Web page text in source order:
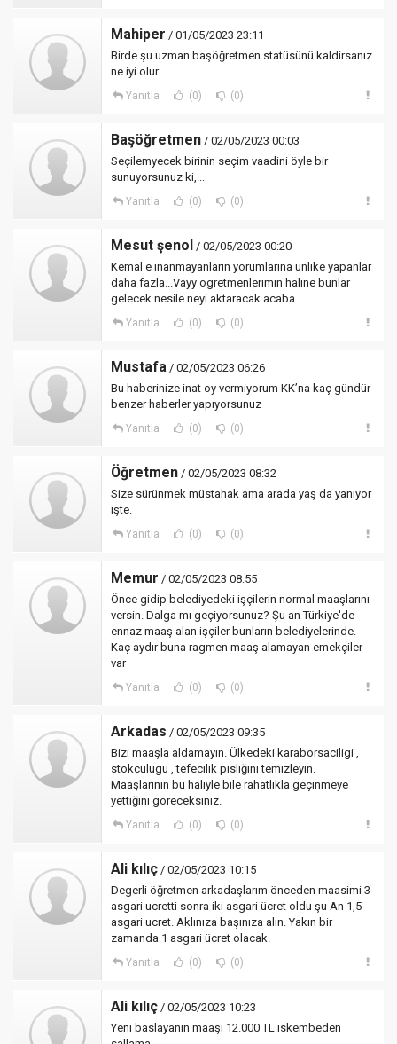
Mahiper / 01/05/2023 23:11
Birde şu uzman başöğretmen statüsünü kaldirsanız
ne iyi olur .
Yanıtla (0) (0)
Başöğretmen / 02/05/2023 00:03
Seçilemyecek birinin seçim vaadini öyle bir
sunuyorsunuz ki,...
Yanıtla (0) (0)
Mesut şenol / 02/05/2023 00:20
Kemal e inanmayanlarin yorumlarina unlike yapanlar
daha fazla...Vayy ogretmenlerimin haline bunlar
gelecek nesile neyi aktaracak acaba ...
Yanıtla (0) (0)
Mustafa / 02/05/2023 06:26
Bu haberinize inat oy vermiyorum KK’na kaç gündür
benzer haberler yapıyorsunuz
Yanıtla (0) (0)
Öğretmen / 02/05/2023 08:32
Size sürünmek müstahak ama arada yaş da yanıyor
işte.
Yanıtla (0) (0)
Memur / 02/05/2023 08:55
Önce gidip belediyedeki işçilerin normal maaşlarını
versin. Dalga mı geçiyorsunuz? Şu an Türkiye'de
ennaz maaş alan işçiler bunların belediyelerinde.
Kaç aydır buna ragmen maaş alamayan emekçiler
var
Yanıtla (0) (0)
Arkadas / 02/05/2023 09:35
Bizi maaşla aldamayın. Ülkedeki karaborsaciligi ,
stokculugu , tefecilik pisliğini temizleyin.
Maaşlarının bu haliyle bile rahatlıkla geçinmeye
yettiğini göreceksiniz.
Yanıtla (0) (0)
Ali kılıç / 02/05/2023 10:15
Degerli öğretmen arkadaşlarım önceden maasimi 3
asgari ucretti sonra iki asgari ücret oldu şu An 1,5
asgari ucret. Aklınıza başınıza alın. Yakın bir
zamanda 1 asgari ücret olacak.
Yanıtla (0) (0)
Ali kılıç / 02/05/2023 10:23
Yeni baslayanin maaşı 12.000 TL iskembeden